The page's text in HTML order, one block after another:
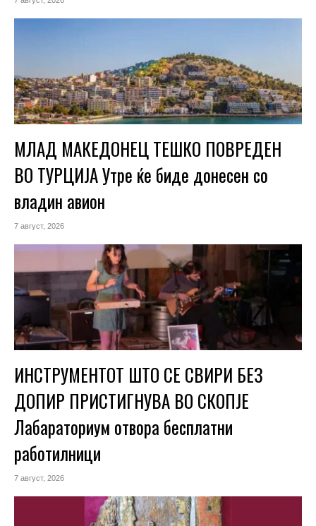
МЛАД МАКЕДОНЕЦ ТЕШКО ПОВРЕДЕН
ВО ТУРЦИЈА Утре ќе биде донесен со
владин авион
7 август, 2026
ИНСТРУМЕНТОТ ШТО СЕ СВИРИ БЕЗ
ДОПИР ПРИСТИГНУВА ВО СКОПЈЕ
Лабараториум отвора бесплатни
работилници
7 август, 2026